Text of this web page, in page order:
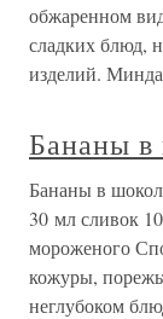
обжаpенном
сладких блюд,
изделий.
Бананы в
Бананы в
30 мл сливок
мороженого
кожуры,
неглубоком